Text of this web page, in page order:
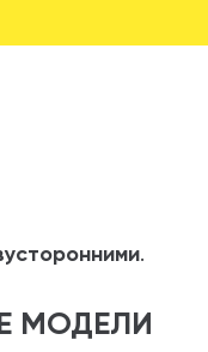
.
МОДЕЛИ